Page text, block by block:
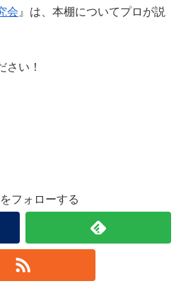
会 』は、本棚についてプロが説
さい！
フォローする